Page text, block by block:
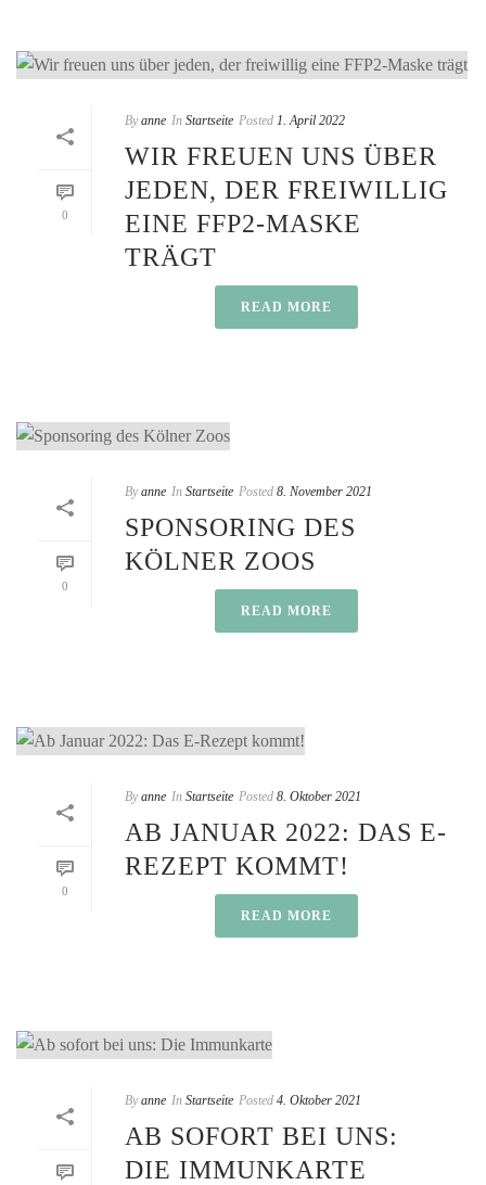
0
By anne In Startseite Posted 1. April 2022
WIR FREUEN UNS ÜBER
JEDEN, DER FREIWILLIG
EINE FFP2-MASKE
TRÄGT
READ MORE
0
By anne In Startseite Posted 8. November 2021
SPONSORING DES
KÖLNER ZOOS
READ MORE
0
By anne In Startseite Posted 8. Oktober 2021
AB JANUAR 2022: DAS E-
REZEPT KOMMT!
READ MORE
By anne In Startseite Posted 4. Oktober 2021
AB SOFORT BEI UNS:
DIE IMMUNKARTE